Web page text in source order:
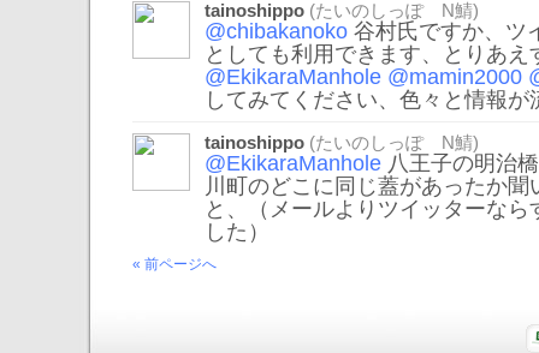
tainoshippo (たいのしっぽ N鯖)
@chibakanoko 谷村氏ですか、ツ
としても利用できます、とりあえ
@EkikaraManhole @mamin2000
してみてください、色々と情報が
tainoshippo (たいのしっぽ N鯖)
@EkikaraManhole 八王子の明治
川町のどこに同じ蓋があったか
と、（メールよりツイッターな
した）
« 前ページへ